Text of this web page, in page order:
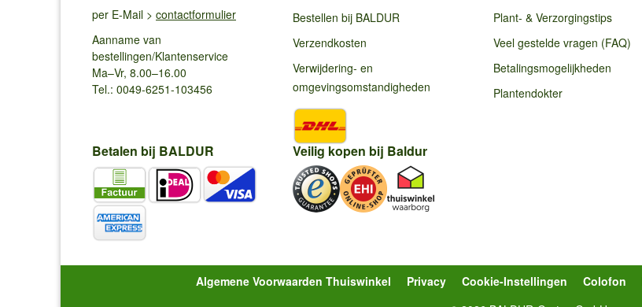
per E-Mail > contactformulier
Aanname van
bestellingen/Klantenservice
Ma–Vr, 8.00–16.00
Tel.: 0049-6251-103456
Bestellen bij BALDUR
Verzendkosten
Verwijdering- en
omgevingsomstandigheden
Plant- & Verzorgingstips
Veel gestelde vragen (FAQ)
Betalingsmogelijkheden
Plantendokter
Betalen bij BALDUR Veilig kopen bij Baldur
Algemene Voorwaarden Thuiswinkel Privacy Cookie-Instellingen Colofon